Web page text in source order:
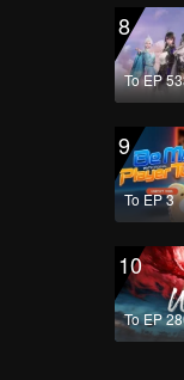
8
To EP
9
To EP 3
10
To EP